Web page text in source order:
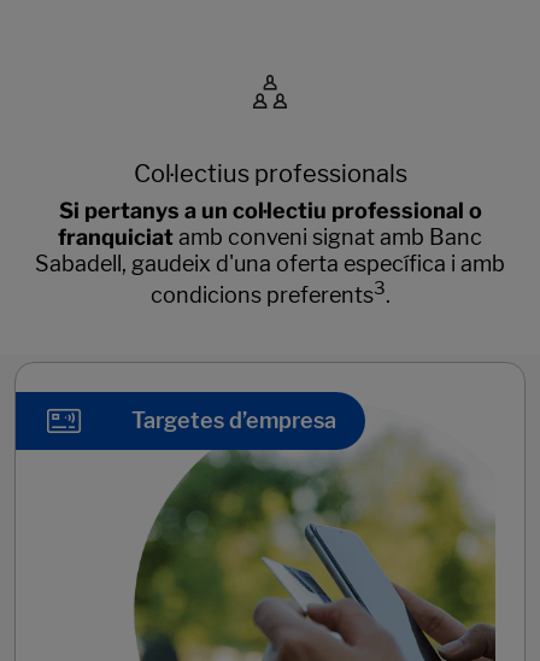
Col·lectius professionals
Si pertanys a un col·lectiu professional o
franquiciatamb conveni signat amb Banc
Sabadell, gaudeix d'una oferta específica i amb
condicions preferents3.
Targetes d’empresa